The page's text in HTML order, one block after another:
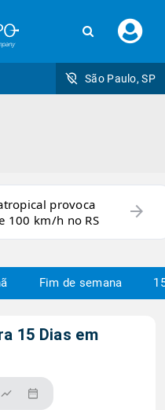
seu
São Paulo, SP
provoca
100 km/h no RS
arrow_forward
Fim de semana
15 Dias em